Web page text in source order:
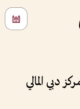
دبي المالي